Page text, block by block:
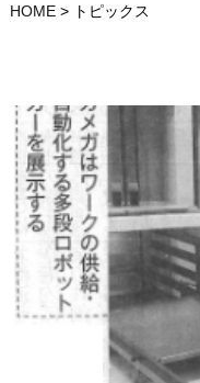
HOME> トピックス